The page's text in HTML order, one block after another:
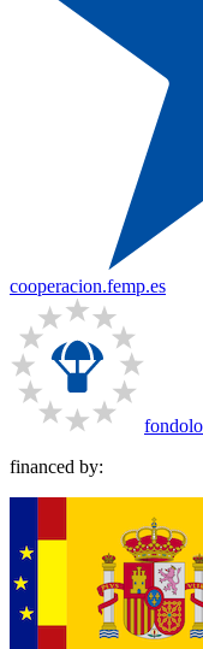
cooperacion.femp.es
financed by: